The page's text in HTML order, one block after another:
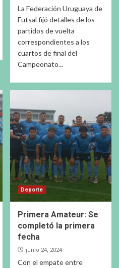
La Federación Uruguaya de
Futsal fijó detalles de los
partidos de vuelta
correspondientes a los
cuartos de final del
Campeonato...
Deporte
Primera Amateur: Se
completó la primera
fecha
junio 24, 2024
Con el empate entre